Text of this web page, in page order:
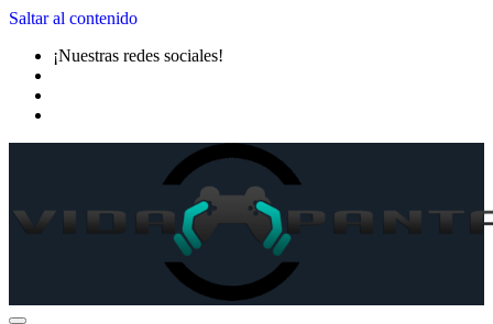
Saltar al contenido
¡Nuestras redes sociales!